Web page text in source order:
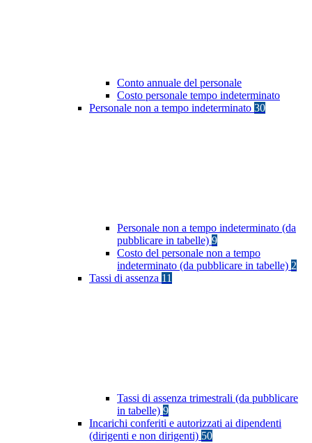
Conto annuale del personale
Costo personale tempo indeterminato
Personale non a tempo indeterminato 30
Personale non a tempo indeterminato (da
pubblicare in tabelle) 9
Costo del personale non a tempo
indeterminato (da pubblicare in tabelle) 2
Tassi di assenza 11
Tassi di assenza trimestrali (da pubblicare
in tabelle) 9
Incarichi conferiti e autorizzati ai dipendenti
(dirigenti e non dirigenti) 50